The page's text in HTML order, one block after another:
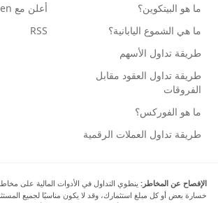
ما هو البيتكوين؟
ما هي الشموع اليابانية؟
طريقة تداول الأسهم
طريقة تداول العقود مقابل
الفروقات
ما هو الفوركس؟
طريقة تداول العملات الرقمية
أعلن مع Arincen
RSS
الإفصاح عن المخاطر: ينطوي التداول في الأدوات المالية على
خسارة بعض أو كل مبلغ استثمارك، وقد لا يكون مناسبًا لجميع